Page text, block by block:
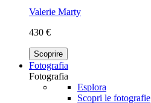
Valerie Marty
430 €
Scoprire
Fotografia
Fotografia
Esplora
Scopri le fotografie